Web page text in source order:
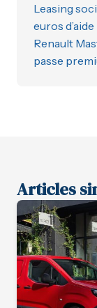
Leasing
euros d’aide
Renault
passe
Articles